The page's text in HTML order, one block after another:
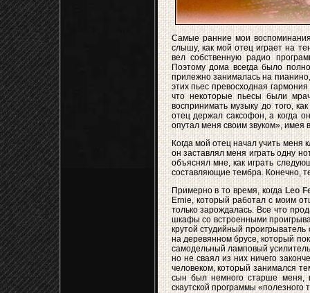
Cамые ранние мои
слышу, как мой отец играет на
вел собственную радио
Поэтому дома всегда было
прилежно занималась на
этих пьес превосходная
что некоторые пьесы были
воспринимать музыку до того,
отец держал саксофон, а когда
опутал меня своим звуком», имея
Когда мой отец начал учить меня
он заставлял меня играть одну
объяснял мне, как играть
составляющие тембра. Конечно,
Примерно в то время, когдаLeo
Ernie, который работал с моим
только зарождалась. Все что
шкафы со встроенными
крутой студийный
на деревянном брусе, который
самодельный ламповый
но не сваял из них ничего
человеком, который занимался
сын был немного старше меня,
скаутской программы